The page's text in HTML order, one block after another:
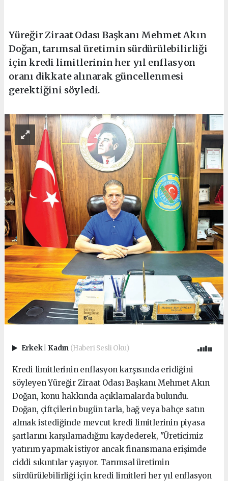
Yüreğir Ziraat Odası Başkanı Mehmet Akın
Doğan, tarımsal üretimin sürdürülebilirliği
için kredi limitlerinin her yıl enflasyon
oranı dikkate alınarak güncellenmesi
gerektiğini söyledi.
Erkek Kadın (Haberi Sesli Oku)
Kredi limitlerinin enflasyon karşısında eridiğini
söyleyen Yüreğir Ziraat Odası Başkanı Mehmet Akın
Doğan, konu hakkında açıklamalarda bulundu.
Doğan, çiftçilerin bugün tarla, bağ veya bahçe satın
almak istediğinde mevcut kredi limitlerinin piyasa
şartlarını karşılamadığını kaydederek, "Üreticimiz
yatırım yapmak istiyor ancak finansmana erişimde
ciddi sıkıntılar yaşıyor. Tarımsal üretimin
sürdürülebilirliği için kredi limitleri her yıl enflasyon